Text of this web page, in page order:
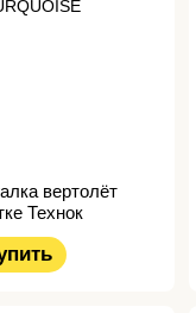
вертолёт
Технок